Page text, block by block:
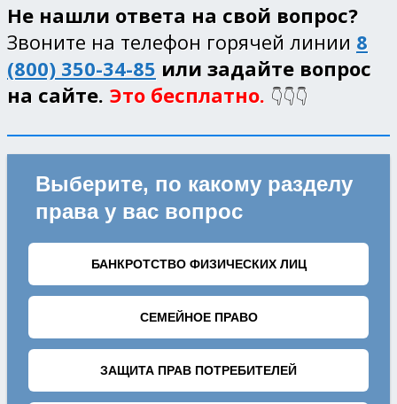
Не нашли ответа на свой вопрос?
Звоните на телефон горячей линии 8
(800) 350-34-85 или задайте вопрос
на сайте. Это бесплатно. 👇👇👇